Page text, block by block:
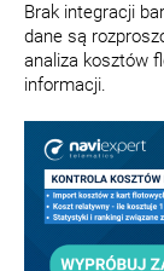
Brak integracji
dane są
analiza kosztów
informacji.